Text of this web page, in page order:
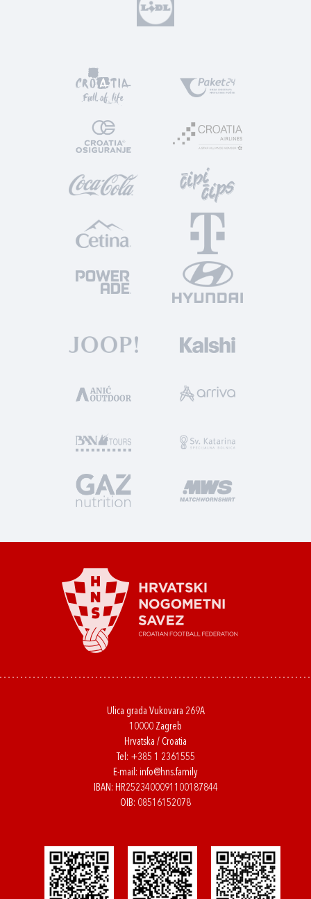
Ulica grada Vukovara 269A
10000 Zagreb
Hrvatska / Croatia
Tel: +385 1 2361555
E-mail: info@hns.family
IBAN: HR2523400091100187844
OIB: 08516152078